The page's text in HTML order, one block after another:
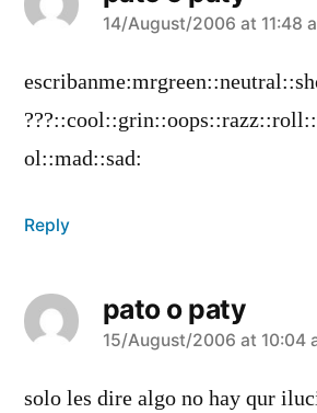
says:
14/August/2006 at 11:48
ol::mad::sad:
Reply
pato o paty
says:
15/August/2006 at 10:04
solo les dire algo no hay qur